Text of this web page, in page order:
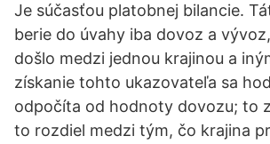
Je súčasťou platobnej bilancie.
berie do úvahy iba dovoz a
došlo medzi jednou krajinou a
získanie tohto ukazovateľa sa
odpočíta od hodnoty dovozu; to
to rozdiel medzi tým, čo krajina